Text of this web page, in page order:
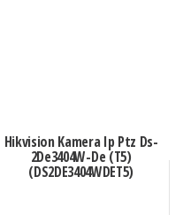
Hikvision Kamera Ip Ptz Ds-
2De3404W-De (T5)
(DS2DE3404WDET5)